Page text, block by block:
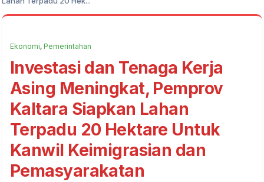
Ekonomi, Pemerintahan
Investasi dan Tenaga Kerja
Asing Meningkat, Pemprov
Kaltara Siapkan Lahan
Terpadu 20 Hektare Untuk
Kanwil Keimigrasian dan
Pemasyarakatan